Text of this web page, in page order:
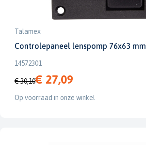
Talamex
Controlepaneel lenspomp 76x63 mm
14572301
€ 30,10€ 27,09
Op voorraad in onze winkel